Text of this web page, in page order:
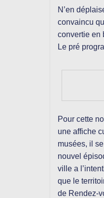
N’en déplai
convaincu
convertie en
Le pré
Pour cette
une affiche
musées, il
nouvel
ville a
que le
de Rendez-